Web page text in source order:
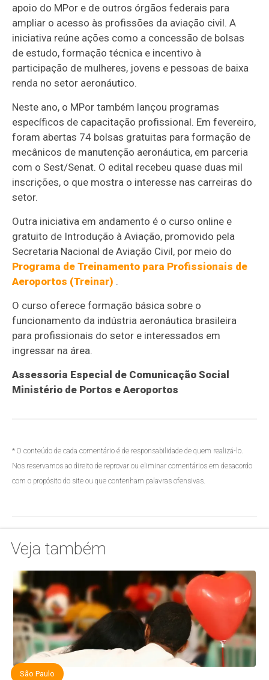
apoio do MPor e de outros órgãos federais para
ampliar o acesso às profissões da aviação civil. A
iniciativa reúne ações como a concessão de bolsas
de estudo, formação técnica e incentivo à
participação de mulheres, jovens e pessoas de baixa
renda no setor aeronáutico.
Neste ano, o MPor também lançou programas
específicos de capacitação profissional. Em fevereiro,
foram abertas 74 bolsas gratuitas para formação de
mecânicos de manutenção aeronáutica, em parceria
com o Sest/Senat. O edital recebeu quase duas mil
inscrições, o que mostra o interesse nas carreiras do
setor.
Outra iniciativa em andamento é o curso online e
gratuito de Introdução à Aviação, promovido pela
Secretaria Nacional de Aviação Civil, por meio do
Programa de Treinamento para Profissionais de
Aeroportos (Treinar) .
O curso oferece formação básica sobre o
funcionamento da indústria aeronáutica brasileira
para profissionais do setor e interessados em
ingressar na área.
Assessoria Especial de Comunicação Social
Ministério de Portos e Aeroportos
* O conteúdo de cada comentário é de responsabilidade de quem realizá-lo.
Nos reservamos ao direito de reprovar ou eliminar comentários em desacordo
com o propósito do site ou que contenham palavras ofensivas.
Veja também
São Paulo